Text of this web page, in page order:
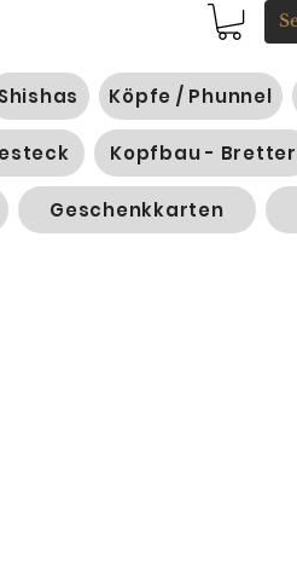
Shishas Köpfe / Phunnel
Kopfbau - Bretter
Geschenkkarten